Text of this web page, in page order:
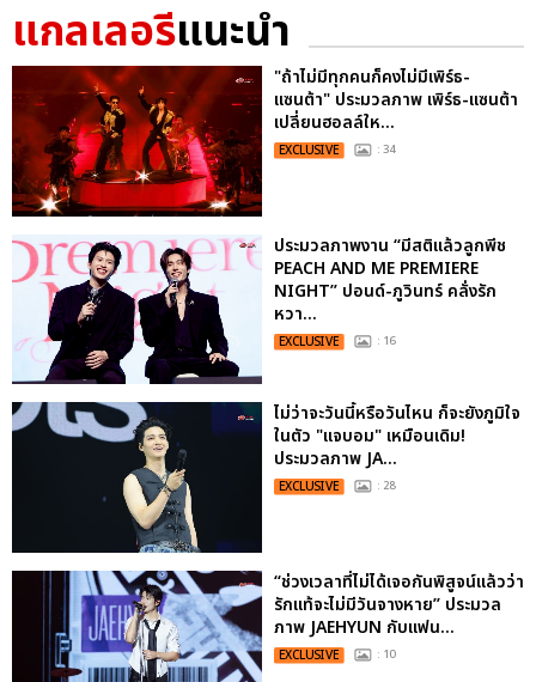
แกลเลอรีแนะนำ
"ถ้าไม่มีทุกคนก็คงไม่มีเพิร์ธ-
แซนต้า" ประมวลภาพ เพิร์ธ-แซนต้า
เปลี่ยนฮอลล์ให...
EXCLUSIVE : 34
ประมวลภาพงาน “มีสติแล้วลูกพีช
PEACH AND ME PREMIERE
NIGHT” ปอนด์-ภูวินทร์ คลั่งรัก
หวา...
EXCLUSIVE : 16
ไม่ว่าจะวันนี้หรือวันไหน ก็จะยังภูมิใจ
ในตัว "แจบอม" เหมือนเดิม!
ประมวลภาพ JA...
EXCLUSIVE : 28
“ช่วงเวลาที่ไม่ได้เจอกันพิสูจน์แล้วว่า
รักแท้จะไม่มีวันจางหาย” ประมวล
ภาพ JAEHYUN กับแฟน...
EXCLUSIVE : 10